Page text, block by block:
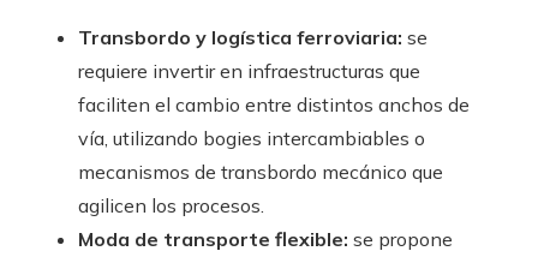
Transbordo y logística ferroviaria: se
requiere invertir en infraestructuras que
faciliten el cambio entre distintos anchos de
vía, utilizando bogies intercambiables o
mecanismos de transbordo mecánico que
agilicen los procesos.
Moda de transporte flexible: se propone